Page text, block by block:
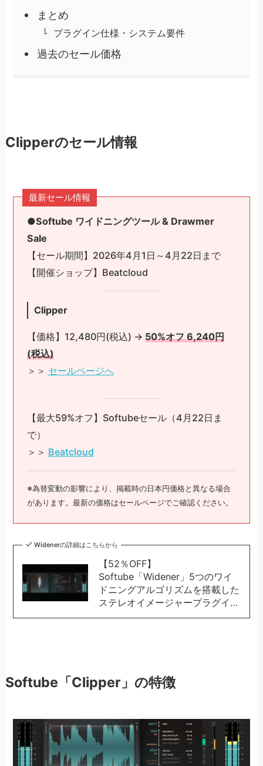
まとめ
プラグイン仕様・システム要件
過去のセール価格
Clipperのセール情報
最新セール情報
●Softube ワイドニングツール & Drawmer
Sale
【セール期間】2026年4月1日～4月22日まで
【開催ショップ】Beatcloud
Clipper
【価格】12,480円(税込) → 50%オフ 6,240円
(税込)
＞＞ セールページへ
【最大59%オフ】Softubeセール（4月22日ま
で）
＞＞ Beatcloud
※為替変動の影響により、掲載時の日本円価格と異なる場合
があります。最新の価格はセールページでご確認ください。
Widenerの詳細はこちらから
【52％OFF】
Softube「Widener」5つのワイ
ドニングアルゴリズムを搭載した
ステレオイメージャープラグイ…
Softube「Clipper」の特徴